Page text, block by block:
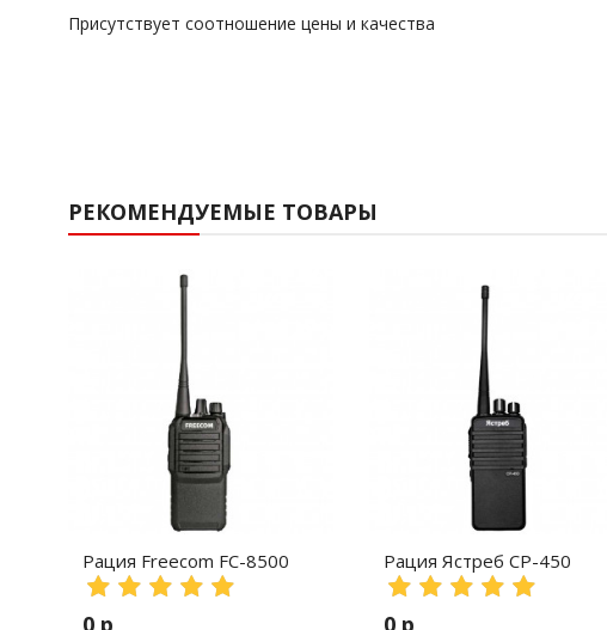
Присутствует соотношение цены и качества
РЕКОМЕНДУЕМЫЕ ТОВАРЫ
Рация Freecom FC-8500
0 р
Рация Ястреб СР-450
0 р